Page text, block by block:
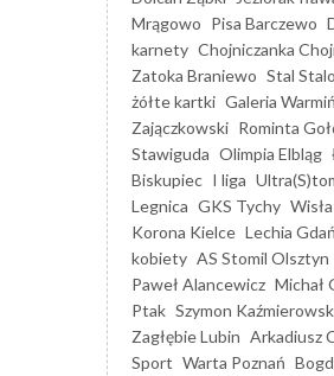
Mrągowo Pisa Barczewo
karnety Chojniczanka
Zatoka Braniewo Stal
żółte kartki Galeria
Zajączkowski Rominta
Stawiguda Olimpia Elbląg
Biskupiec I liga
Legnica GKS Tychy
Korona Kielce Lechia
kobiety AS Stomil Olsztyn
Paweł Alancewicz Michał
Ptak Szymon
Zagłębie Lubin Arkadiusz
Sport Warta Poznań